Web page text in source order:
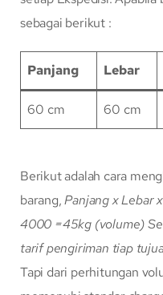
sebagai berikut :
Panjang Lebar
60 cm 60 cm
Berikut adalah cara
barang,Panjang x Lebar
4000 =45kg (volume)
tarif pengiriman tiap
Tapi dari perhitungan